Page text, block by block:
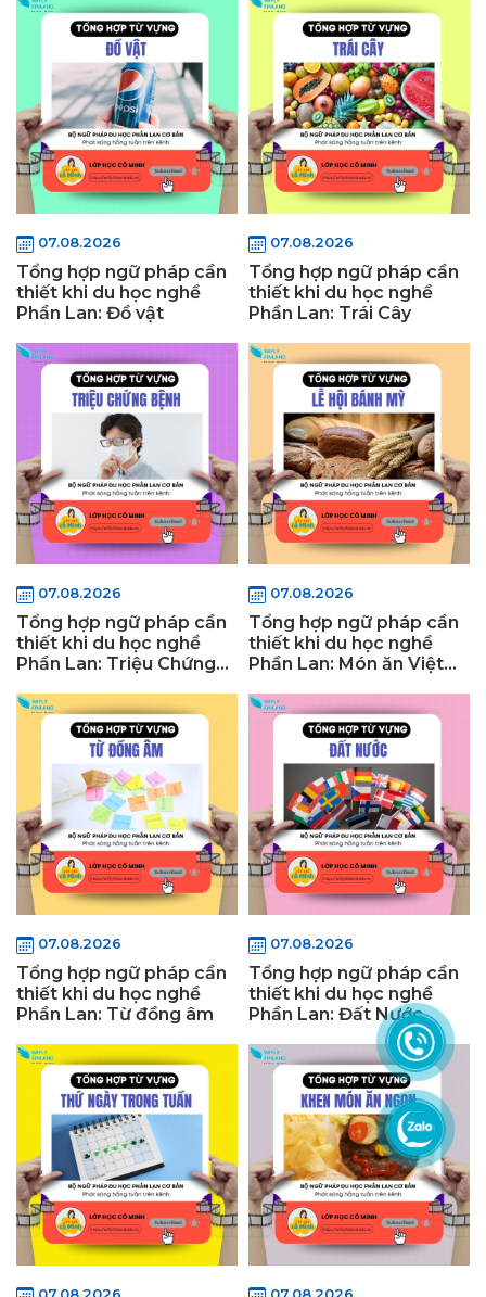
07.08.2026
Tổng hợp ngữ pháp cần
thiết khi du học nghề
Phần Lan: Đồ vật
07.08.2026
Tổng hợp ngữ pháp cần
thiết khi du học nghề
Phần Lan: Trái Cây
07.08.2026
Tổng hợp ngữ pháp cần
thiết khi du học nghề
Phần Lan: Triệu Chứng
07.08.2026
Tổng hợp ngữ pháp cần
thiết khi du học nghề
Phần Lan: Món ăn Việt
07.08.2026
Tổng hợp ngữ pháp cần
thiết khi du học nghề
Phần Lan: Từ đồng âm
07.08.2026
Tổng hợp ngữ pháp cần
thiết khi du học nghề
Phần Lan: Đất Nước